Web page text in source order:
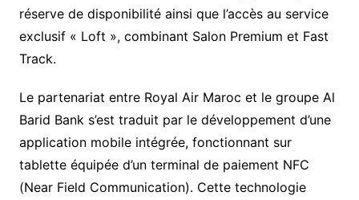
réserve de disponibilité ainsi que l’accès au service
exclusif « Loft », combinant Salon Premium et Fast
Track.
Le partenariat entre Royal Air Maroc et le groupe Al
Barid Bank s’est traduit par le développement d’une
application mobile intégrée, fonctionnant sur
tablette équipée d’un terminal de paiement NFC
(Near Field Communication). Cette technologie